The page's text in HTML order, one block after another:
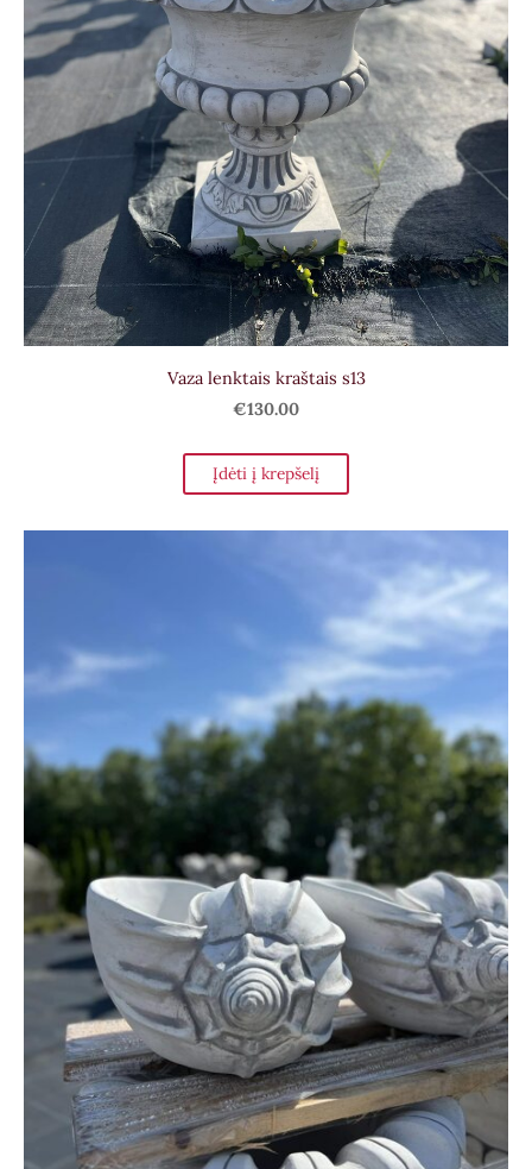
Vaza lenktais kraštais s13
€130.00
Įdėti į krepšelį